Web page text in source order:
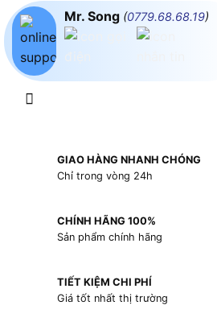
Mr. Song (0779.68.68.19)
GIAO HÀNG NHANH CHÓNG
Chỉ trong vòng 24h
CHÍNH HÃNG 100%
Sản phẩm chính hãng
TIẾT KIỆM CHI PHÍ
Giá tốt nhất thị trường